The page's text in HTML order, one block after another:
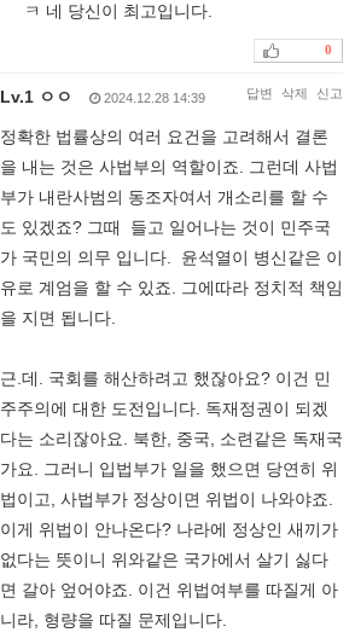
ㅋ 네 당신이 최고입니다.
0
Lv.1 ㅇㅇ 2024.12.28 14:39 답변 삭제 신고
정확한 법률상의 여러 요건을 고려해서 결론
을 내는 것은 사법부의 역할이죠. 그런데 사법
부가 내란사범의 동조자여서 개소리를 할 수
도 있겠죠? 그때 들고 일어나는 것이 민주국
가 국민의 의무 입니다. 윤석열이 병신같은 이
유로 계엄을 할 수 있죠. 그에따라 정치적 책임
을 지면 됩니다.
근.데. 국회를 해산하려고 했잖아요? 이건 민
주주의에 대한 도전입니다. 독재정권이 되겠
다는 소리잖아요. 북한, 중국, 소련같은 독재국
가요. 그러니 입법부가 일을 했으면 당연히 위
법이고, 사법부가 정상이면 위법이 나와야죠.
이게 위법이 안나온다? 나라에 정상인 새끼가
없다는 뜻이니 위와같은 국가에서 살기 싫다
면 갈아 엎어야죠. 이건 위법여부를 따질게 아
니라, 형량을 따질 문제입니다.